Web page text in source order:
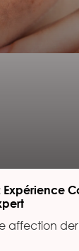
Expérience
affection